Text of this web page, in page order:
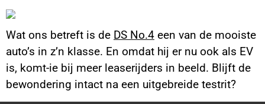
Wat ons betreft is de DS No.4 een van de mooiste
auto’s in z’n klasse. En omdat hij er nu ook als EV
is, komt-ie bij meer leaserijders in beeld. Blijft de
bewondering intact na een uitgebreide testrit?